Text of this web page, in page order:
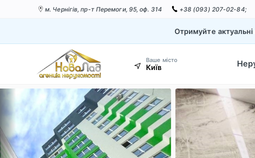
м. Чернігів, пр-т Перемоги, 95, оф. 314 +38 (093) 207-02-84;
Отримуйте
Ваше місто
Київ